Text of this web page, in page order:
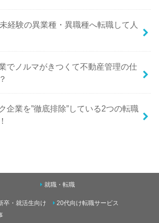
経験の異業種・異職種へ転職して人
でノルマがきつくて不動産管理の仕
企業を”徹底排除”している2つの転職
就職・転職
卒・就活生向け
20代向け転職サービス